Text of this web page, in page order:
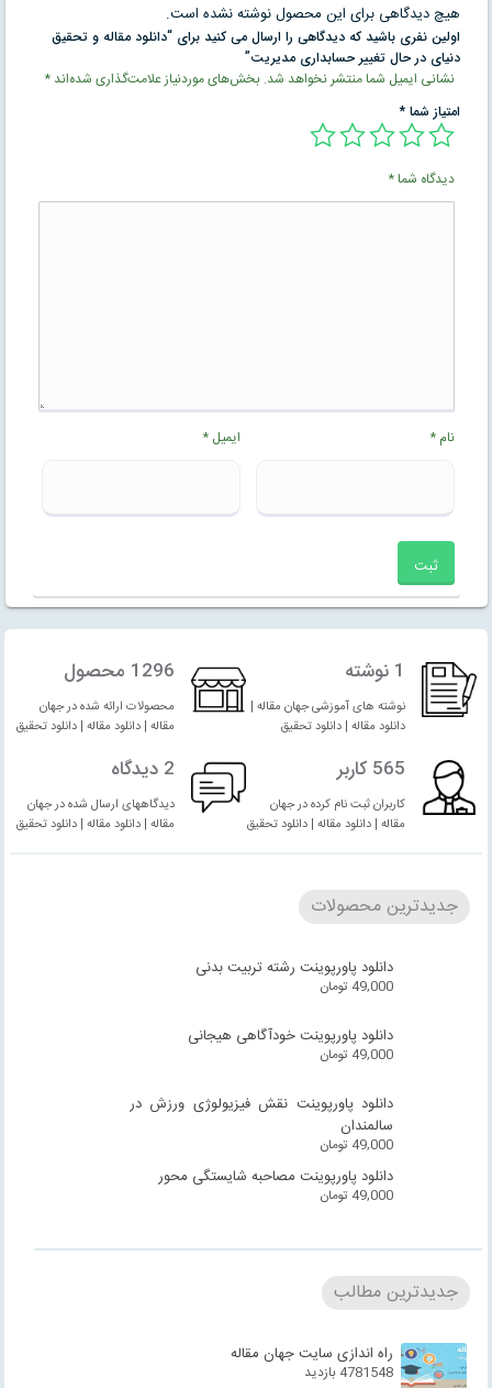
هیچ دیدگاهی برای این محصول نوشته نشده است.
اولین نفری باشید که دیدگاهی را ارسال می کنید برای “دانلود مقاله و تحقیق
دنیای در حال تغییر حسابداری مدیریت”
نشانی ایمیل شما منتشر نخواهد شد. بخش‌های موردنیاز علامت‌گذاری شده‌اند*
امتیاز شما*
دیدگاه شما*
نام* ایمیل*
1 نوشته
نوشته های آموزشی جهان مقاله |
دانلود مقاله | دانلود تحقیق
1296 محصول
محصولات ارائه شده در جهان
مقاله | دانلود مقاله | دانلود تحقیق
565 کاربر
کاربران ثبت نام کرده در جهان
مقاله | دانلود مقاله | دانلود تحقیق
2 دیدگاه
دیدگاههای ارسال شده در جهان
مقاله | دانلود مقاله | دانلود تحقیق
جدیدترین محصولات
دانلود پاورپوینت رشته تربیت بدنی
49,000 تومان
دانلود پاورپوینت خودآگاهی هیجانی
49,000 تومان
دانلود پاورپوینت نقش فیزیولوژی ورزش در
سالمندان
49,000 تومان
دانلود پاورپوینت مصاحبه شایستگی محور
49,000 تومان
جدیدترین مطالب
راه اندازی سایت جهان مقاله
4781548 بازدید